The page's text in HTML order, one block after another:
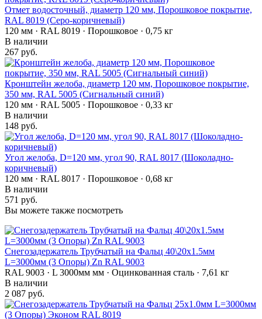
Отмет водосточный, диаметр 120 мм, Порошковое покрытие,
RAL 8019 (Серо-коричневый)
120 мм · RAL 8019 · Порошковое · 0,75 кг
В наличии
267 руб.
Кронштейн желоба, диаметр 120 мм, Порошковое покрытие,
350 мм, RAL 5005 (Сигнальный синий)
120 мм · RAL 5005 · Порошковое · 0,33 кг
В наличии
148 руб.
Угол желоба, D=120 мм, угол 90, RAL 8017 (Шоколадно-
коричневый)
120 мм · RAL 8017 · Порошковое · 0,68 кг
В наличии
571 руб.
Вы можете также посмотреть
Снегозадержатель Трубчатый на Фальц 40\20х1.5мм
L=3000мм (3 Опоры) Zn RAL 9003
RAL 9003 · L 3000мм мм · Оцинкованная сталь · 7,61 кг
В наличии
2 087 руб.